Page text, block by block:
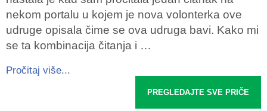
nekom portalu u kojem je nova volonterka ove
udruge opisala čime se ova udruga bavi. Kako mi
se ta kombinacija čitanja i …
Pročitaj više...
PREGLEDAJTE SVE PRIČE